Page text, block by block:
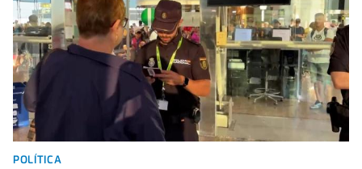
POLÍTICA